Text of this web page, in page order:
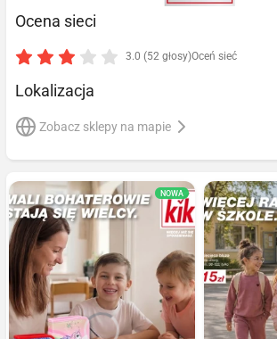
Ocena sieci
3.0 (52 głosy)Oceń sieć
Lokalizacja
Zobacz sklepy na mapie
NOWA